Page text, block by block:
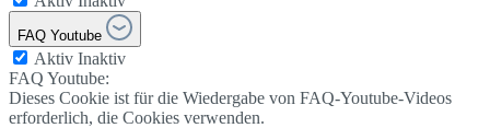
FAQ Youtube
Aktiv Inaktiv
FAQ Youtube:
Dieses Cookie ist für die Wiedergabe von FAQ-Youtube-Videos
erforderlich, die Cookies verwenden.